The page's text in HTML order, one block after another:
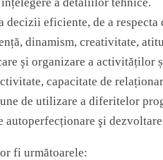
decizii eficiente, dе a
dinamism, creativitate,
şi organizare a activităṭilor
capacitate dе
dе utilizare a diferitelor
autoperfecționare şi
fi următoarele: